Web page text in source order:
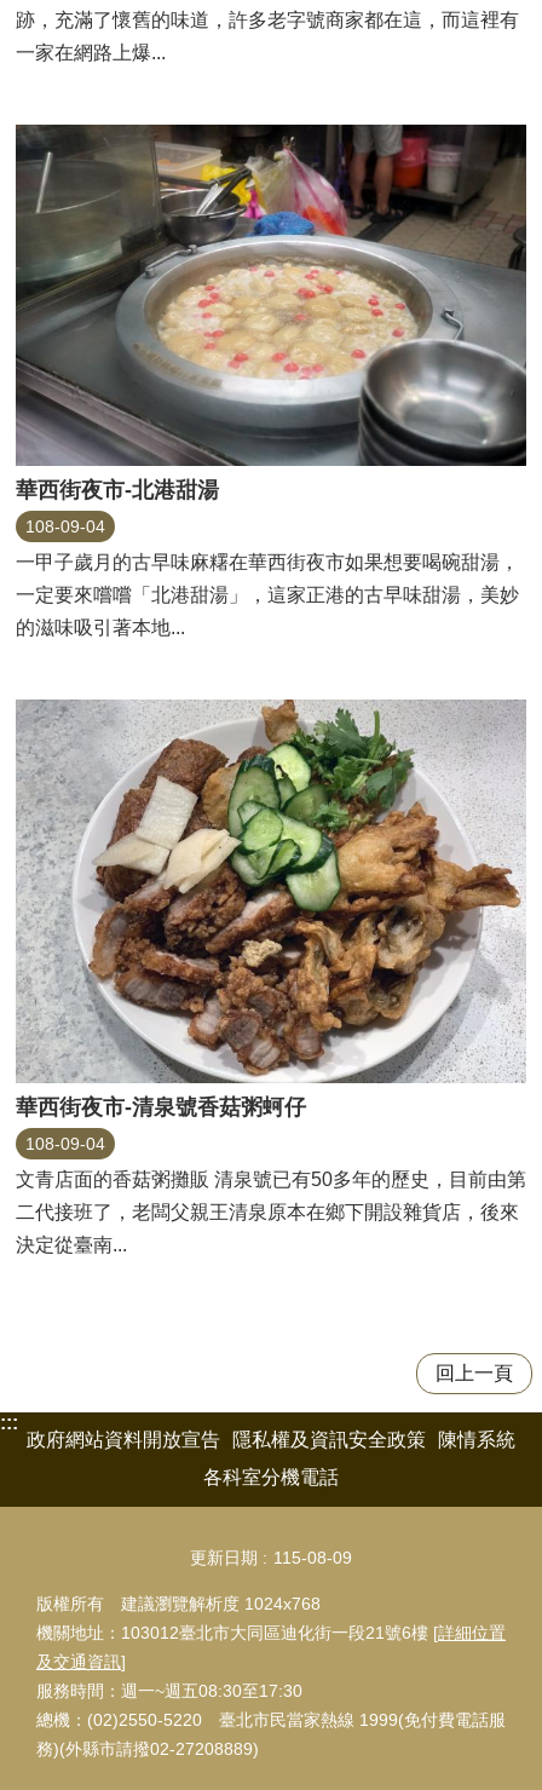
跡，充滿了懷舊的味道，許多老字號商家都在這，而這裡有
一家在網路上爆...
華西街夜市-北港甜湯
108-09-04
一甲子歲月的古早味麻糬在華西街夜市如果想要喝碗甜湯，
一定要來嚐嚐「北港甜湯」，這家正港的古早味甜湯，美妙
的滋味吸引著本地...
華西街夜市-清泉號香菇粥蚵仔
108-09-04
文青店面的香菇粥攤販 清泉號已有50多年的歷史，目前由第
二代接班了，老闆父親王清泉原本在鄉下開設雜貨店，後來
決定從臺南...
回上一頁
:::
政府網站資料開放宣告
隱私權及資訊安全政策
陳情系統
各科室分機電話
更新日期 115-08-09
版權所有 建議瀏覽解析度 1024x768
機關地址：103012臺北市大同區迪化街一段21號6樓 [詳細位置
及交通資訊]
服務時間：週一~週五08:30至17:30
總機：(02)2550-5220 臺北市民當家熱線 1999(免付費電話服
務)(外縣市請撥02-27208889)